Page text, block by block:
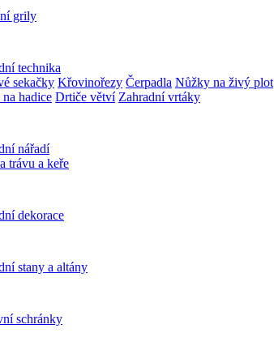
grily
technika
sekačky Křovinořezy Čerpadla Nůžky na živý plot
hadice Drtiče větví Zahradní vrtáky
nářadí
trávu a keře
dekorace
stany a altány
schránky